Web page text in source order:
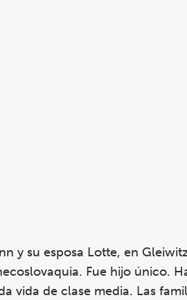
y su esposa Lotte, en
Fue hijo único.
vida de clase media. Las